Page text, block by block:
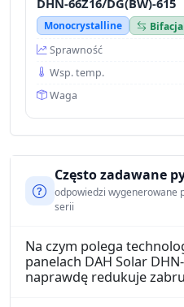
DHN-66Z16/DG(BW)-615
Monocrystalline
Sprawność
Wsp. temp.
Waga
Często zadawane
odpowiedzi wygenerowane
serii
Na czym polega
panelach DAH Solar
naprawdę redukuje